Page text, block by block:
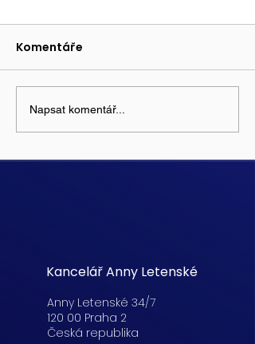
Komentáře
Napsat komentář...
Kancelář Anny Letenské
Anny Letenské 34/7
120 00 Praha 2
Česká republika